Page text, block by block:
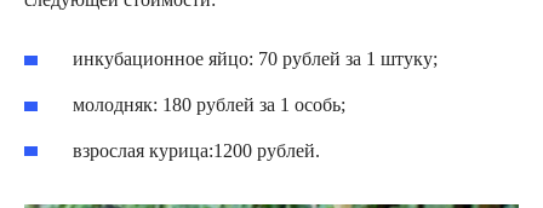
инкубационное яйцо: 70 рублей за 1 штуку;
молодняк: 180 рублей за 1 особь;
взрослая курица:1200 рублей.